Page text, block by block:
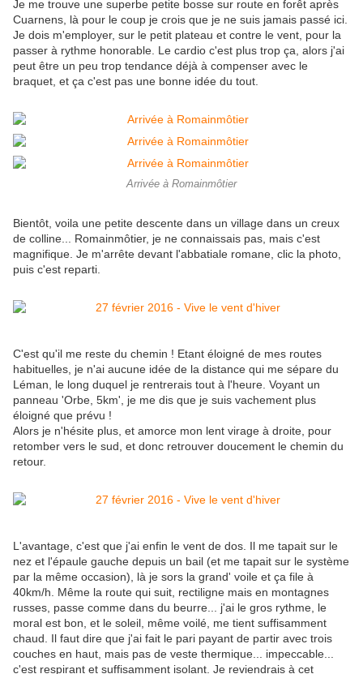
Je me trouve une superbe petite bosse sur route en forêt après
Cuarnens, là pour le coup je crois que je ne suis jamais passé ici.
Je dois m'employer, sur le petit plateau et contre le vent, pour la
passer à rythme honorable. Le cardio c'est plus trop ça, alors j'ai
peut être un peu trop tendance déjà à compenser avec le
braquet, et ça c'est pas une bonne idée du tout.
Arrivée à Romainmôtier
Bientôt, voila une petite descente dans un village dans un creux
de colline... Romainmôtier, je ne connaissais pas, mais c'est
magnifique. Je m'arrête devant l'abbatiale romane, clic la photo,
puis c'est reparti.
C'est qu'il me reste du chemin ! Etant éloigné de mes routes
habituelles, je n'ai aucune idée de la distance qui me sépare du
Léman, le long duquel je rentrerais tout à l'heure. Voyant un
panneau 'Orbe, 5km', je me dis que je suis vachement plus
éloigné que prévu !
Alors je n'hésite plus, et amorce mon lent virage à droite, pour
retomber vers le sud, et donc retrouver doucement le chemin du
retour.
L'avantage, c'est que j'ai enfin le vent de dos. Il me tapait sur le
nez et l'épaule gauche depuis un bail (et me tapait sur le système
par la même occasion), là je sors la grand' voile et ça file à
40km/h. Même la route qui suit, rectiligne mais en montagnes
russes, passe comme dans du beurre... j'ai le gros rythme, le
moral est bon, et le soleil, même voilé, me tient suffisamment
chaud. Il faut dire que j'ai fait le pari payant de partir avec trois
couches en haut, mais pas de veste thermique... impeccable...
c'est respirant et suffisamment isolant. Je reviendrais à cet